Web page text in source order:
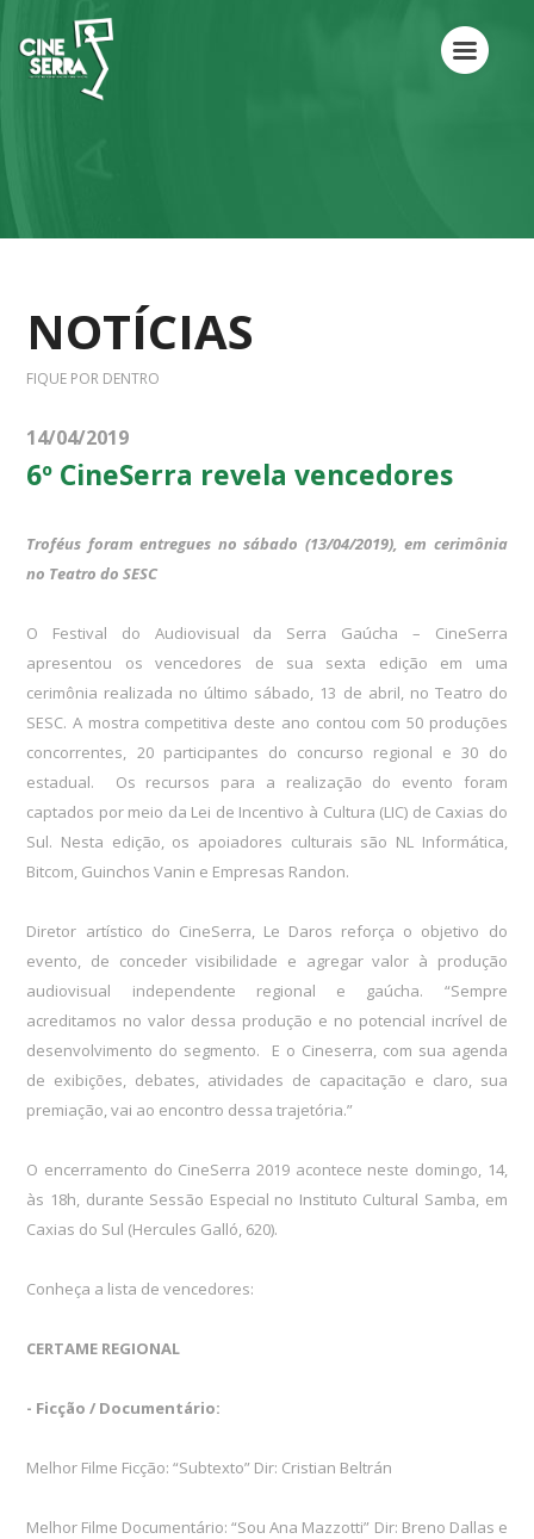
NOTÍCIAS
FIQUE POR DENTRO
14/04/2019
6º CineSerra revela vencedores
Troféus foram entregues no sábado (13/04/2019), em cerimônia
no Teatro do SESC
O Festival do Audiovisual da Serra Gaúcha – CineSerra
apresentou os vencedores de sua sexta edição em uma
cerimônia realizada no último sábado, 13 de abril, no Teatro do
SESC. A mostra competitiva deste ano contou com 50 produções
concorrentes, 20 participantes do concurso regional e 30 do
estadual. Os recursos para a realização do evento foram
captados por meio da Lei de Incentivo à Cultura (LIC) de Caxias do
Sul. Nesta edição, os apoiadores culturais são NL Informática,
Bitcom, Guinchos Vanin e Empresas Randon.
Diretor artístico do CineSerra, Le Daros reforça o objetivo do
evento, de conceder visibilidade e agregar valor à produção
audiovisual independente regional e gaúcha. “Sempre
acreditamos no valor dessa produção e no potencial incrível de
desenvolvimento do segmento. E o Cineserra, com sua agenda
de exibições, debates, atividades de capacitação e claro, sua
premiação, vai ao encontro dessa trajetória.”
O encerramento do CineSerra 2019 acontece neste domingo, 14,
às 18h, durante Sessão Especial no Instituto Cultural Samba, em
Caxias do Sul (Hercules Galló, 620).
Conheça a lista de vencedores:
CERTAME REGIONAL
- Ficção / Documentário:
Melhor Filme Ficção: “Subtexto” Dir: Cristian Beltrán
Melhor Filme Documentário: “Sou Ana Mazzotti” Dir: Breno Dallas e